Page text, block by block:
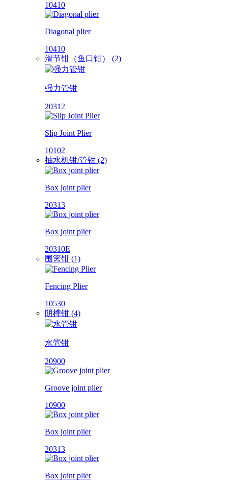
10410
Diagonal plier
10410
滑节钳（鱼口钳） (2)
强力管钳
20312
Slip Joint Plier
10102
抽水机钳/管钳 (2)
Box joint plier
20313
Box joint plier
20310E
围篱钳 (1)
Fencing Plier
10530
阴榫钳 (4)
水管钳
20900
Groove joint plier
10900
Box joint plier
20313
Box joint plier